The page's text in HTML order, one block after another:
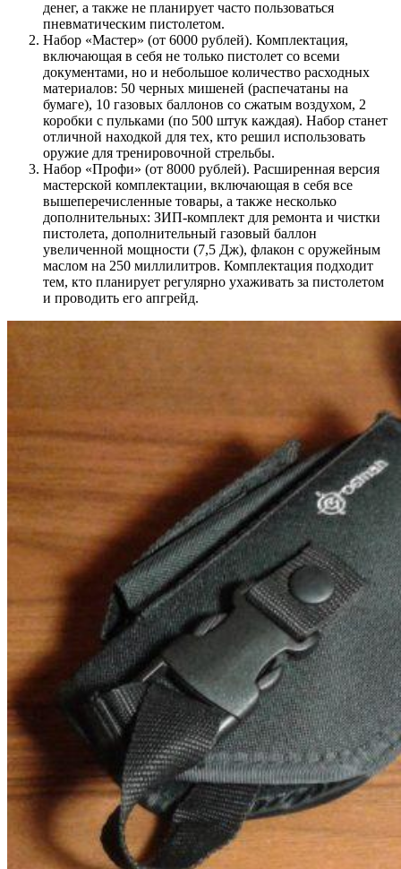
денег, а также не планирует часто пользоваться
пневматическим пистолетом.
Набор «Мастер» (от 6000 рублей). Комплектация,
включающая в себя не только пистолет со всеми
документами, но и небольшое количество расходных
материалов: 50 черных мишеней (распечатаны на
бумаге), 10 газовых баллонов со сжатым воздухом, 2
коробки с пульками (по 500 штук каждая). Набор станет
отличной находкой для тех, кто решил использовать
оружие для тренировочной стрельбы.
Набор «Профи» (от 8000 рублей). Расширенная версия
мастерской комплектации, включающая в себя все
вышеперечисленные товары, а также несколько
дополнительных: ЗИП-комплект для ремонта и чистки
пистолета, дополнительный газовый баллон
увеличенной мощности (7,5 Дж), флакон с оружейным
маслом на 250 миллилитров. Комплектация подходит
тем, кто планирует регулярно ухаживать за пистолетом
и проводить его апгрейд.